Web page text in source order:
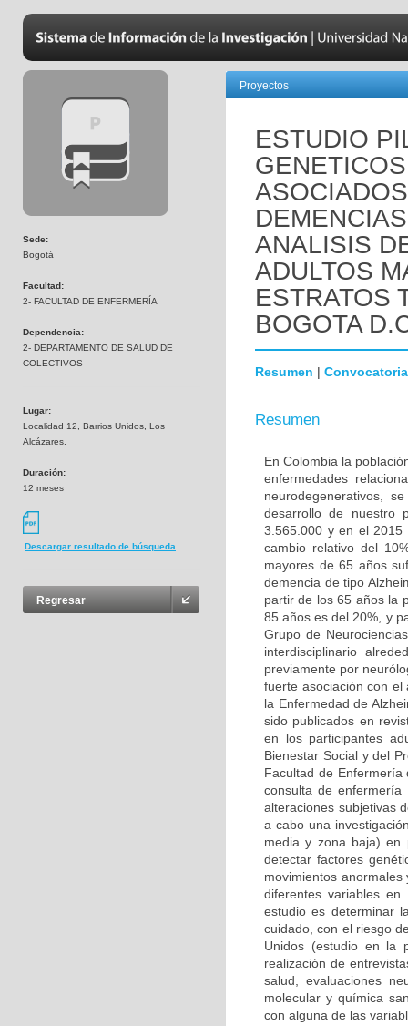
Sede:
Bogotá
Facultad:
2- FACULTAD DE ENFERMERÍA
Dependencia:
2- DEPARTAMENTO DE SALUD DE
COLECTIVOS
Lugar:
Localidad 12, Barrios Unidos, Los
Alcázares.
Duración:
12 meses
Descargar resultado de búsqueda
Regresar
Proyectos
ESTUDIO
ANALISIS
ADULTOS
ESTRATOS
BOGOTA
Resumen | Convocatoria
Resumen
En Colombia la
enfermedades
neurodegenerativos,
desarrollo de nuestro
3.565.000 y en el 2015
cambio relativo del
mayores de 65 años
demencia de tipo
partir de los 65 años la
85 años es del 20%, y
Grupo de
interdisciplinario
previamente por
fuerte asociación con el
la Enfermedad de
sido publicados en
en los participantes
Bienestar Social y del
Facultad de Enfermería
consulta de
alteraciones subjetivas
a cabo una
media y zona baja)
detectar factores
movimientos
diferentes variables
estudio es determinar
cuidado, con el riesgo
Unidos (estudio en la
realización de
salud, evaluaciones
molecular y química
con alguna de las